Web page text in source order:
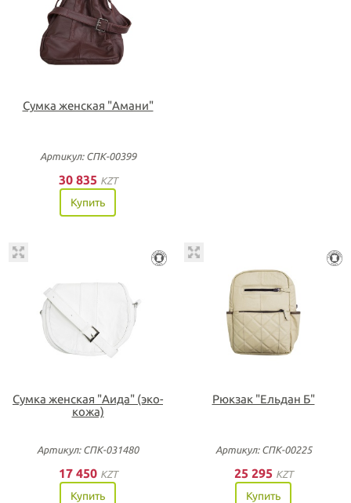
Сумка женская "Амани"
Артикул: СПК-00399
30 835 KZT
Купить
Сумка женская "Аида" (эко-
кожа)
Артикул: СПК-031480
17 450 KZT
Купить
Рюкзак "Ельдан Б"
Артикул: СПК-00225
25 295 KZT
Купить